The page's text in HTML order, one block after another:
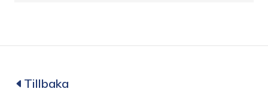
Tillbaka